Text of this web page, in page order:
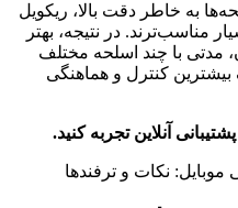
به خاطر دقت بالا، ریکویل
مناسب‌ترند. در نتیجه، بهتر
مدتی با چند اسلحه مختلف
بیشترین کنترل و هماهنگی
پشتیبانی آنلاین تجربه کنید.